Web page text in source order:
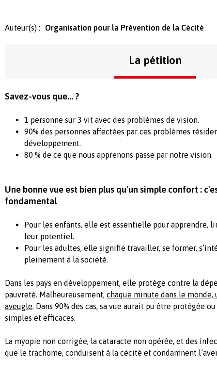
Auteur(s) : Organisation pour la Prévention de la Cécité
La pétition
Savez-vous que... ?
1 personne sur 3 vit avec des problèmes de vision.
90% des personnes affectées par ces problèmes
développement.
80 % de ce que nous apprenons passe par notre vision.
Une bonne vue est bien plus qu'un simple confort :
fondamental
Pour les enfants, elle est essentielle pour apprendre,
leur potentiel.
Pour les adultes, elle signifie travailler, se former,
pleinement à la société.
Dans les pays en développement, elle protège contre la
pauvreté. Malheureusement, chaque minute dans le
aveugle. Dans 90% des cas, sa vue aurait pu être protégée
simples et efficaces.
La myopie non corrigée, la cataracte non opérée, et des
que le trachome, conduisent à la cécité et condamnent